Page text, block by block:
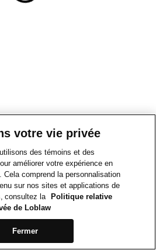
votre vie privée
des témoins et des
améliorer votre expérience en
comprend la personnalisation
sur nos sites et applications de
consultez la
Politique relative
de Loblaw
Fermer